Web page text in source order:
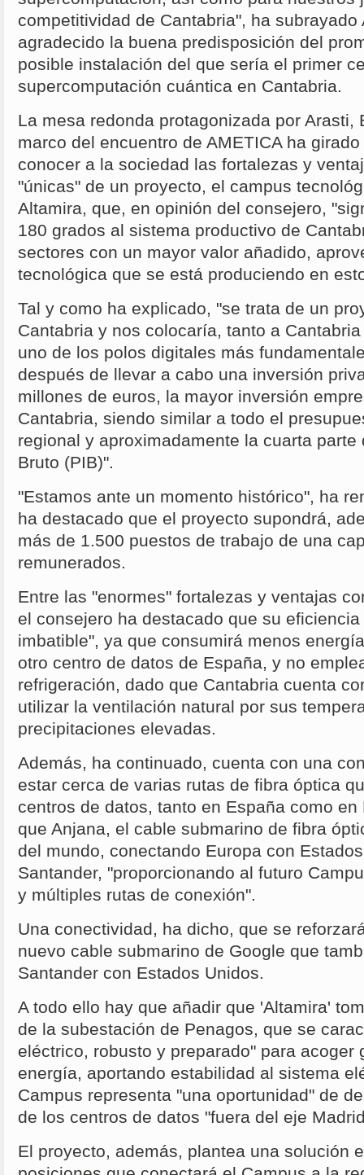
competitividad de Cantabria", ha subrayado
agradecido la buena predisposición del
posible instalación del que sería el primer
supercomputación cuántica en Cantabria.
La mesa redonda protagonizada por Arasti,
marco del encuentro de AMETICA ha
conocer a la sociedad las fortalezas y
"únicas" de un proyecto, el campus
Altamira, que, en opinión del consejero,
180 grados al sistema productivo de
sectores con un mayor valor añadido,
tecnológica que se está produciendo en
Tal y como ha explicado, "se trata de un
Cantabria y nos colocaría, tanto a
uno de los polos digitales más
después de llevar a cabo una inversión
millones de euros, la mayor inversión
Cantabria, siendo similar a todo el
regional y aproximadamente la cuarta
Bruto (PIB)".
"Estamos ante un momento histórico", ha
ha destacado que el proyecto supondrá,
más de 1.500 puestos de trabajo de una
remunerados.
Entre las "enormes" fortalezas y ventajas
el consejero ha destacado que su
imbatible", ya que consumirá menos
otro centro de datos de España, y no
refrigeración, dado que Cantabria cuenta
utilizar la ventilación natural por sus
precipitaciones elevadas.
Además, ha continuado, cuenta con una
estar cerca de varias rutas de fibra óptica
centros de datos, tanto en España como
que Anjana, el cable submarino de fibra
del mundo, conectando Europa con
Santander, "proporcionando al futuro
y múltiples rutas de conexión".
Una conectividad, ha dicho, que se
nuevo cable submarino de Google que
Santander con Estados Unidos.
A todo ello hay que añadir que 'Altamira'
de la subestación de Penagos, que se
eléctrico, robusto y preparado" para acoger
energía, aportando estabilidad al sistema
Campus representa "una oportunidad" de
de los centros de datos "fuera del eje
El proyecto, además, plantea una solución